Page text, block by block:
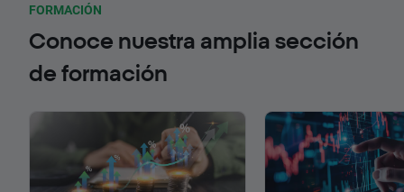
FORMACIÓN
Conoce nuestra amplia sección
de formación